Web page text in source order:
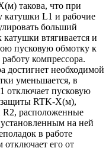
такова, что при
катушки L1 и рабочие
больший
катушки втягивается и
пусковую обмотку к
компрессора.
достигнет необходимой
уменьшается, в
отключает пусковую
защиты RTK-X(м),
R2, расположенные
на ней
в работе
отключает его от